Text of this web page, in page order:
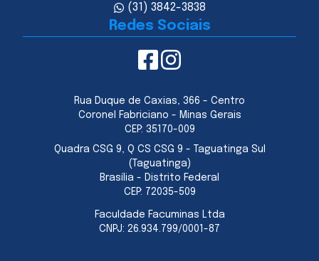
(31) 3842-3838
Redes Sociais
Rua Duque de Caxias, 366 - Centro
Coronel Fabriciano - Minas Gerais
CEP: 35170-009
Quadra CSG 9, Q CS CSG 9 - Taguatinga Sul
(Taguatinga)
Brasília - Distrito Federal
CEP: 72035-509
Faculdade Facuminas Ltda
CNPJ: 26.934.799/0001-87